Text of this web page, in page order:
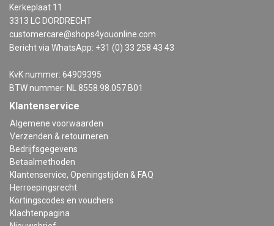
Kerkeplaat 11
3313 LC DORDRECHT
customercare@shops4youonline.com
Bericht via WhatsApp: +31 (0) 33 258 43 43
KvK nummer: 64909395
BTW nummer: NL 8558.98.057.B01
Klantenservice
Algemene voorwaarden
Verzenden & retourneren
Bedrijfsgegevens
Betaalmethoden
Klantenservice, Openingstijden & FAQ
Herroepingsrecht
Kortingscodes en vouchers
Klachtenpagina